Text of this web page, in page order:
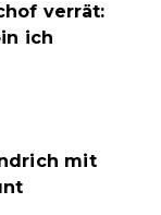
verrät:
ich
mit